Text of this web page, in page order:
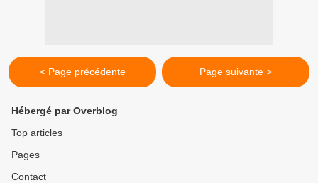
< Page précédente Page suivante >
Hébergé par Overblog
Top articles
Pages
Contact